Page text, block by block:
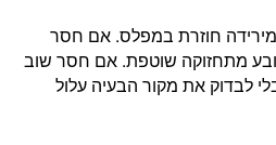
חוזרת במפלס. אם חסר
מתחזוקה שוטפת. אם חסר שוב
לבדוק את מקור הבעיה עלול